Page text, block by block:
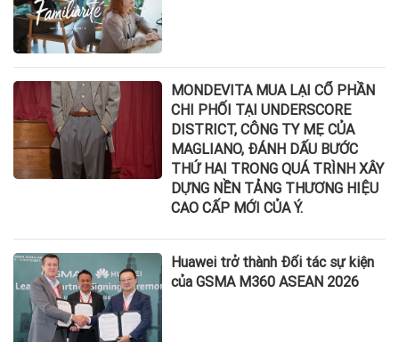
MONDEVITA MUA LẠI CỔ PHẦN
CHI PHỐI TẠI UNDERSCORE
DISTRICT, CÔNG TY MẸ CỦA
MAGLIANO, ĐÁNH DẤU BƯỚC
THỨ HAI TRONG QUÁ TRÌNH XÂY
DỰNG NỀN TẢNG THƯƠNG HIỆU
CAO CẤP MỚI CỦA Ý.
Huawei trở thành Đối tác sự kiện
của GSMA M360 ASEAN 2026